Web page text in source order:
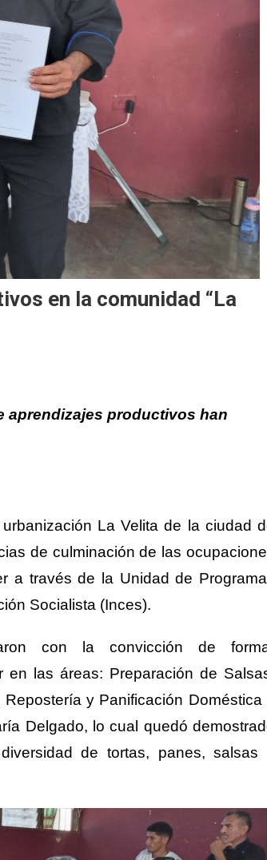
en la comunidad “La
aprendizajes productivos han
La Velita de la ciudad
de culminación de las
a través de la Unidad de
Socialista (Inces).
con la convicción de
las áreas: Preparación de
y Panificación Doméstica
Delgado, lo cual quedó
de tortas, panes, salsas